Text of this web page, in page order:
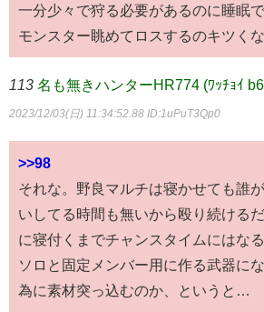
一分少々で狩る必要があるのに睡眠
モンスター眺めてロスするのキツく
113 名も無きハンターHR774 (ﾜｯﾁｮｲ
2023/12/03(日) 11:34:52.88 ID:1uPuT3Qp0
>>98
それな。野良マルチは寝かせても誰
いしてる時間も無いから殴り続ける
に寝付くまでチャンスタイムにはな
ソロと固定メンバー用に作る武器に
為に素材突っ込むのか、というと…